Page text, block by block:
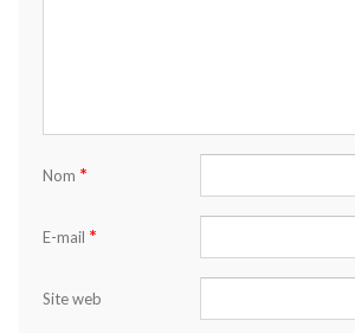
Nom *
E-mail *
Site web